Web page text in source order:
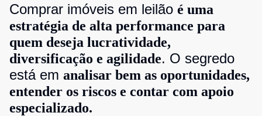
Comprar imóveis em leilão é uma
estratégia de alta performance para
quem deseja lucratividade,
diversificação e agilidade. O segredo
está em analisar bem as oportunidades,
entender os riscos e contar com apoio
especializado.